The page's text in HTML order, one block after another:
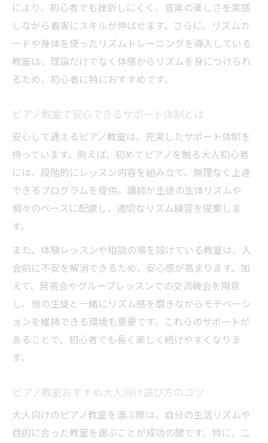
により、初心者でも挫折しにくく、音楽の楽しさを実感
しながら着実にスキルが伸ばせます。さらに、リズムカ
ードや身体を使ったリズムトレーニングを導入している
教室は、理論だけでなく体感からリズムを身につけられ
るため、初心者に特におすすめです。
ピアノ教室で安心できるサポート体制とは
安心して通えるピアノ教室は、充実したサポート体制を
持っています。例えば、初めてピアノを触る大人初心者
には、段階的にレッスン内容を組み立て、無理なく上達
できるプログラムを提供。講師が生徒の生体リズムや
個々のペースに配慮し、適切なリズム練習を提案しま
す。
また、体験レッスンや相談の場を設けている教室は、入
会前に不安を解消できるため、安心感が高まります。加
えて、発表会やグループレッスンでの交流機会を用意
し、他の生徒と一緒にリズム感を磨きながらモチベーシ
ョンを維持できる環境も重要です。これらのサポートが
あることで、初心者でも長く楽しく続けやすくなりま
す。
ピアノ教室おすすめ大人向け選び方のコツ
大人向けのピアノ教室を選ぶ際は、自分の生活リズムや
目的に合った教室を選ぶことが成功の鍵です。特に、二